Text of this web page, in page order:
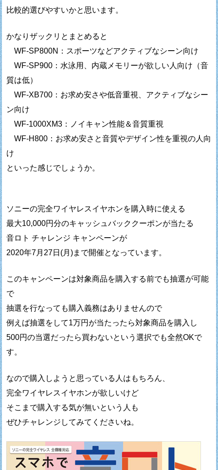
比較的選びやすいかと思います。
かなりザックリとまとめると
WF-SP800N：スポーツなどアクティブなシーン向け
WF-SP900：水泳用、内蔵メモリーが欲しい人向け（音
質は低）
WF-XB700：お求め安さや低音重視、アクティブなシー
ン向け
WF-1000XM3：ノイキャン性能＆音質重視
WF-H800：お求め安さと音質やデザイン性を重視の人向
け
といった感じでしょうか。
ソニーの完全ワイヤレスイヤホンを購入時に使える
最大10,000円分のキャッシュバッククーポンが当たる
音ロト チャレンジ キャンペーンが
2020年7月27日(月)まで開催となっています。
このキャンペーンは対象商品を購入する前でも抽選が可能
で
抽選を行なっても購入義務はありませんので
例えば抽選をして1万円が当たったら対象商品を購入し
500円の当選だったら買わないという選択でも全然OKで
す。
なので購入しようと思っている人はもちろん、
完全ワイヤレスイヤホンが欲しいけど
そこまで購入する気が無いという人も
ぜひチャレンジしてみてくださいね。